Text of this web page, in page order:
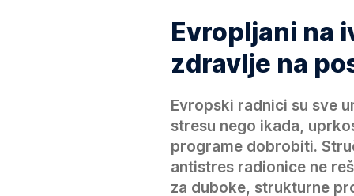
Evropljani na
zdravlje na
Evropski radnici su sve
stresu nego ikada,
programe dobrobiti.
antistres radionice ne
za duboke, strukturne